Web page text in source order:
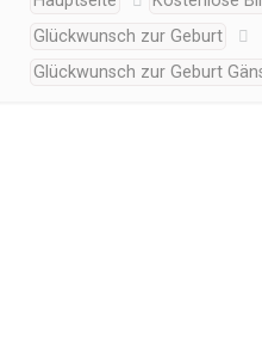
Glückwunsch zur Geburt
Glückwunsch zur Geburt